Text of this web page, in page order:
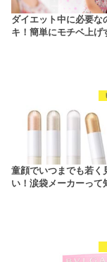
ダイエット中に必要な
キ！簡単にモチベ上げ
童顔でいつまでも若く
い！涙袋メーカーって